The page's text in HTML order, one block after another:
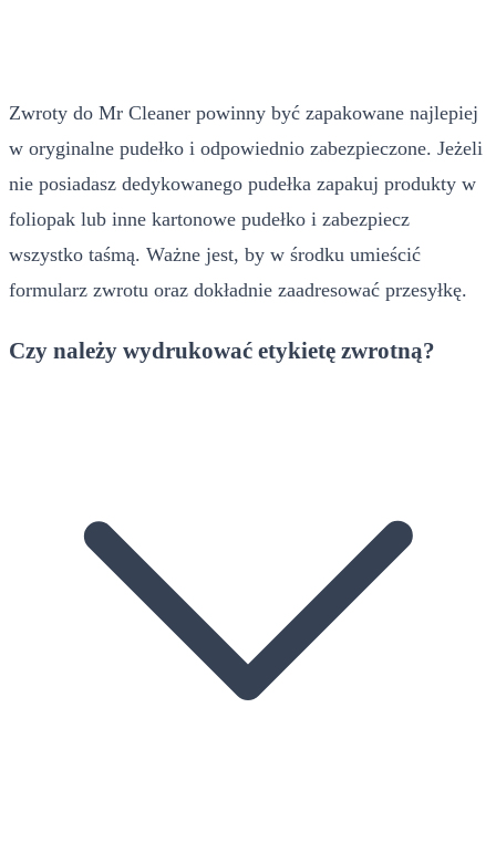
Zwroty do Mr Cleaner powinny być zapakowane najlepiej
w oryginalne pudełko i odpowiednio zabezpieczone. Jeżeli
nie posiadasz dedykowanego pudełka zapakuj produkty w
foliopak lub inne kartonowe pudełko i zabezpiecz
wszystko taśmą. Ważne jest, by w środku umieścić
formularz zwrotu oraz dokładnie zaadresować przesyłkę.
Czy należy wydrukować etykietę zwrotną?